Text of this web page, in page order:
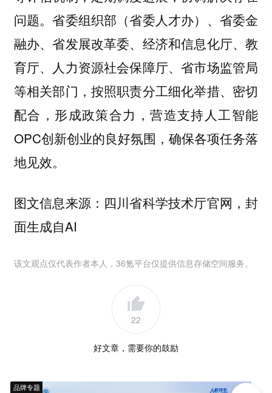
问题。省委组织部（省委人才办）、省委金
融办、省发展改革委、经济和信息化厅、教
育厅、人力资源社会保障厅、省市场监管局
等相关部门，按照职责分工细化举措、密切
配合，形成政策合力，营造支持人工智能
OPC创新创业的良好氛围，确保各项任务落
地见效。
图文信息来源：四川省科学技术厅官网，封
面生成自AI
该文观点仅代表作者本人，36氪平台仅提供信息存储空间服务。
22
好文章，需要你的鼓励
品牌专题